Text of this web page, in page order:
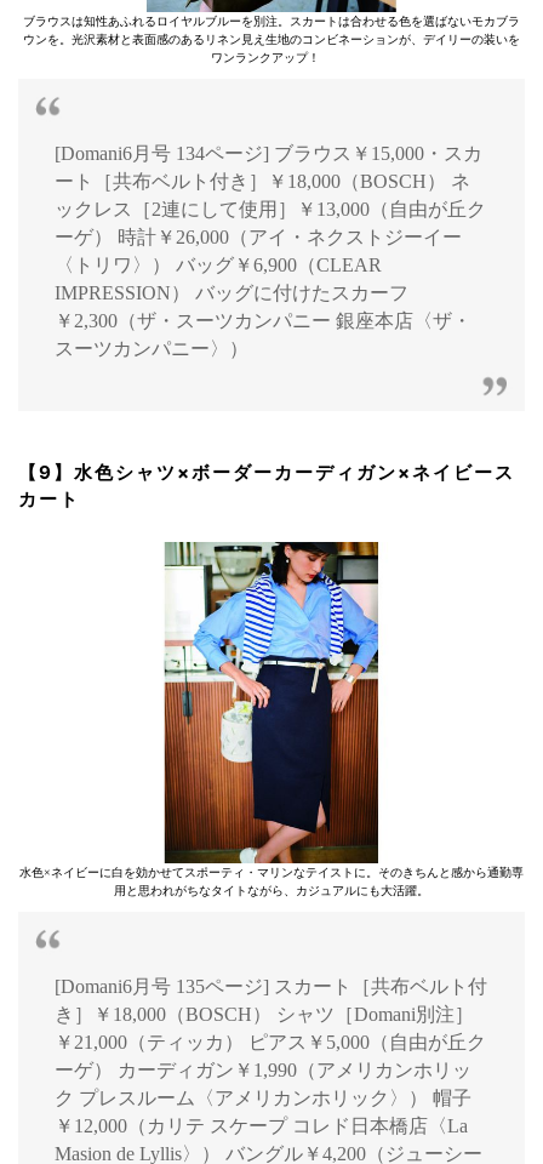
ブラウスは知性あふれるロイヤルブルーを別注。スカートは合わせる色を選ばないモカブラ
ウンを。光沢素材と表面感のあるリネン見え生地のコンビネーションが、デイリーの装いを
ワンランクアップ！
[Domani6月号 134ページ] ブラウス￥15,000・スカ
ート［共布ベルト付き］￥18,000（BOSCH） ネ
ックレス［2連にして使用］￥13,000（自由が丘ク
ーゲ） 時計￥26,000（アイ・ネクストジーイー
〈トリワ〉） バッグ￥6,900（CLEAR
IMPRESSION） バッグに付けたスカーフ
￥2,300（ザ・スーツカンパニー 銀座本店〈ザ・
スーツカンパニー〉）
【9】水色シャツ×ボーダーカーディガン×ネイビース
カート
水色×ネイビーに白を効かせてスポーティ・マリンなテイストに。そのきちんと感から通勤専
用と思われがちなタイトながら、カジュアルにも大活躍。
[Domani6月号 135ページ] スカート［共布ベルト付
き］￥18,000（BOSCH） シャツ［Domani別注］
￥21,000（ティッカ） ピアス￥5,000（自由が丘ク
ーゲ） カーディガン￥1,990（アメリカンホリッ
ク プレスルーム〈アメリカンホリック〉） 帽子
￥12,000（カリテ スケープ コレド日本橋店〈La
Masion de Lyllis〉） バングル￥4,200（ジューシー